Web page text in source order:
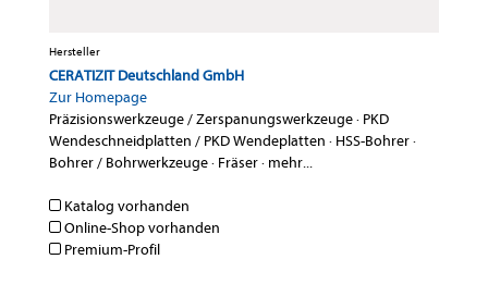
Hersteller
CERATIZIT Deutschland GmbH
Zur Homepage
Präzisionswerkzeuge / Zerspanungswerkzeuge· PKD
Wendeschneidplatten / PKD Wendeplatten · HSS-Bohrer·
Bohrer / Bohrwerkzeuge· Fräser· mehr...
Katalog vorhanden
Online-Shop vorhanden
Premium-Profil